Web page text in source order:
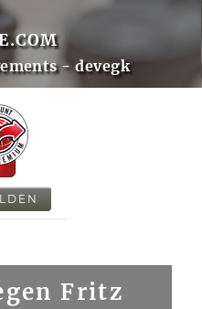
- devegk
Fritz